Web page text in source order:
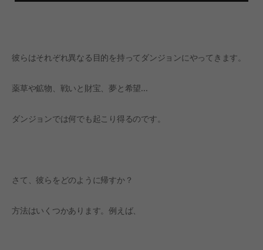
Is the game price different during Early
The price will remain the same.
post announcements and updates, and receive
彼らはそれぞれ異なる目的を持ってダンジョンにやってきます。
薬草や鉱物、戦いと財宝、夢と希望...
ダンジョンでは何でも起こり得るのです。
さて、彼らをどのように帰すか？
方法はいくつかあります。例えば、